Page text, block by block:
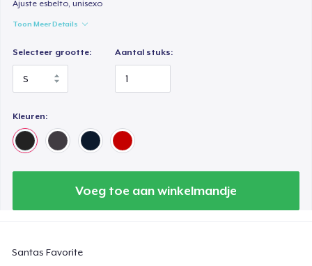
Ajuste esbelto, unisexo
Toon Meer Details
Selecteer grootte: Aantal stuks:
Kleuren:
Voeg toe aan winkelmandje
Santas Favorite